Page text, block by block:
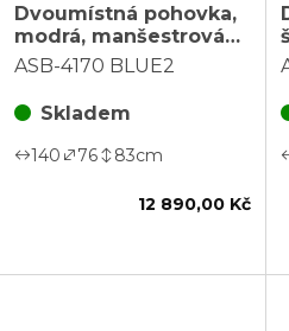
Dvoumístná pohovka,
modrá, manšestrová
látka, ASB-4170 BLUE2
ASB-4170 BLUE2
Skladem
140 76 83cm
12 890,00 Kč